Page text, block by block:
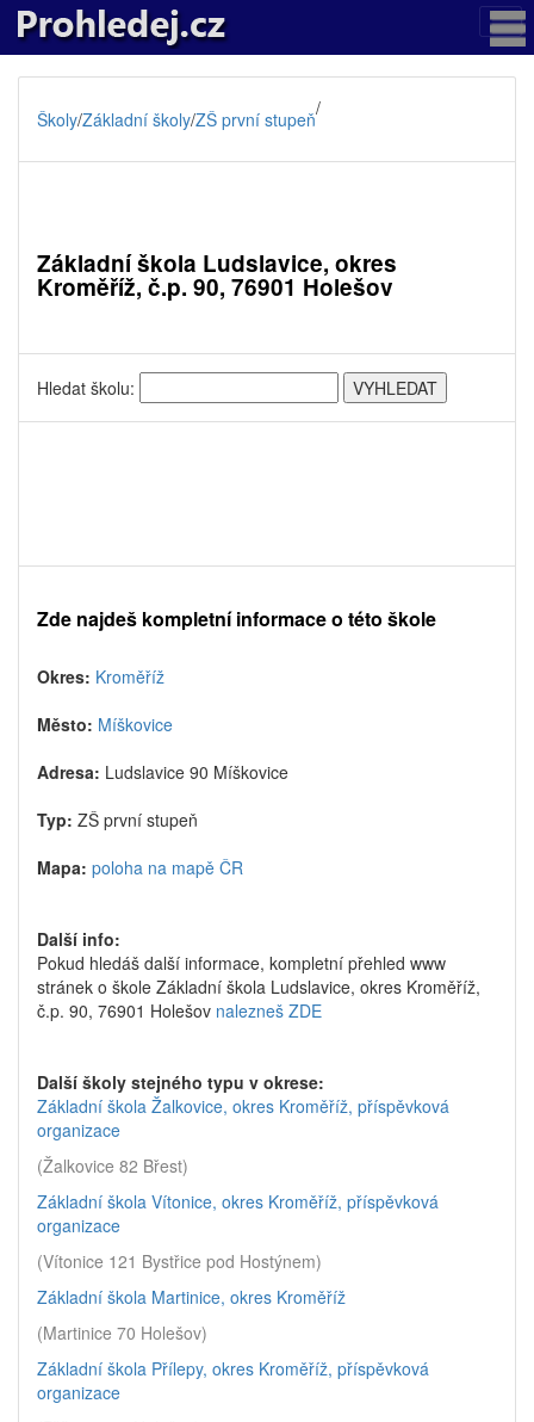
Školy/Základní školy/ZŠ první stupeň/
Základní škola Ludslavice, okres
Kroměříž, č.p. 90, 76901 Holešov
Hledat školu:
Zde najdeš kompletní informace o této škole
Okres: Kroměříž
Město: Míškovice
Adresa: Ludslavice 90 Míškovice
Typ: ZŠ první stupeň
Mapa: poloha na mapě ČR
Další info:
Pokud hledáš další informace, kompletní přehled www
stránek o škole Základní škola Ludslavice, okres Kroměříž,
č.p. 90, 76901 Holešov nalezneš ZDE
Další školy stejného typu v okrese:
Základní škola Žalkovice, okres Kroměříž, příspěvková
organizace
(Žalkovice 82 Břest)
Základní škola Vítonice, okres Kroměříž, příspěvková
organizace
(Vítonice 121 Bystřice pod Hostýnem)
Základní škola Martinice, okres Kroměříž
(Martinice 70 Holešov)
Základní škola Přílepy, okres Kroměříž, příspěvková
organizace